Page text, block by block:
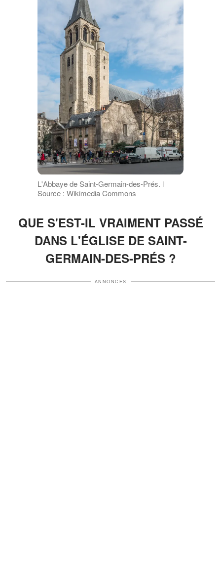
L'Abbaye de Saint-Germain-des-Prés. l
Source : Wikimedia Commons
QUE S'EST-IL VRAIMENT PASSÉ
DANS L'ÉGLISE DE SAINT-
GERMAIN-DES-PRÉS ?
ANNONCES